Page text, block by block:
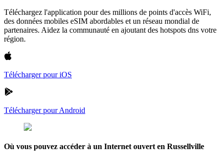
Téléchargez l'application pour des millions de points d'accès WiFi,
des données mobiles eSIM abordables et un réseau mondial de
partenaires. Aidez la communauté en ajoutant des hotspots dns votre
région.
Télécharger pour iOS
Télécharger pour Android
Où vous pouvez accéder à un Internet ouvert en Russellville